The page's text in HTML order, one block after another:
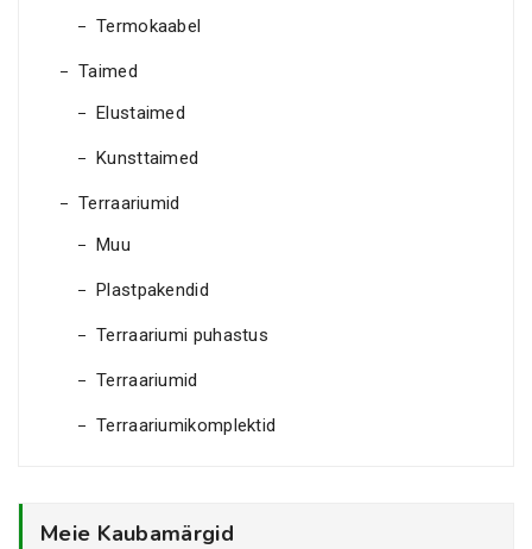
Termokaabel
Taimed
Elustaimed
Kunsttaimed
Terraariumid
Muu
Plastpakendid
Terraariumi puhastus
Terraariumid
Terraariumikomplektid
Meie Kaubamärgid